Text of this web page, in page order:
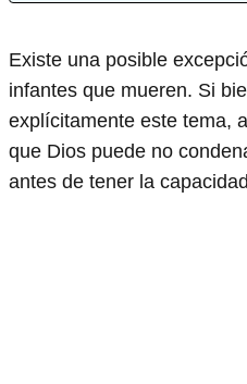
Existe una posible
infantes que mueren. Si
explícitamente este tema,
que Dios puede no
antes de tener la